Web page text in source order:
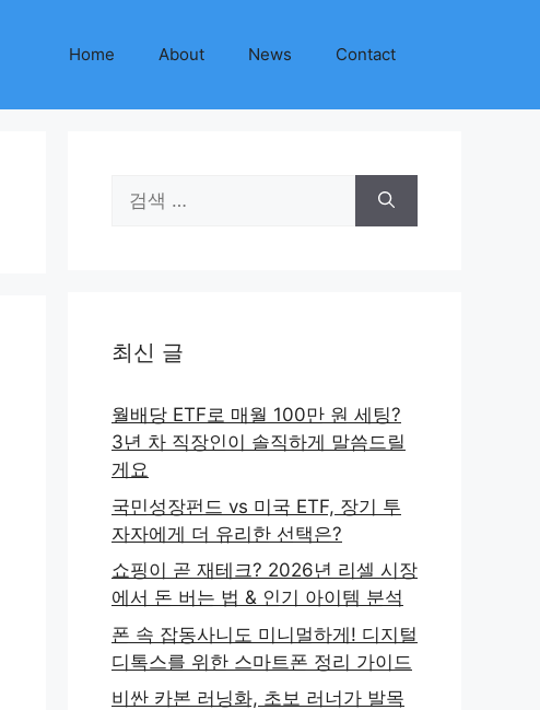
Home About News Contact
색:
최신 글
월배당 ETF로 매월 100만 원 세팅?
3년 차 직장인이 솔직하게 말씀드릴
게요
국민성장펀드 vs 미국 ETF, 장기 투
자자에게 더 유리한 선택은?
쇼핑이 곧 재테크? 2026년 리셀 시장
에서 돈 버는 법 & 인기 아이템 분석
폰 속 잡동사니도 미니멀하게! 디지털
디톡스를 위한 스마트폰 정리 가이드
비싼 카본 러닝화, 초보 러너가 발목